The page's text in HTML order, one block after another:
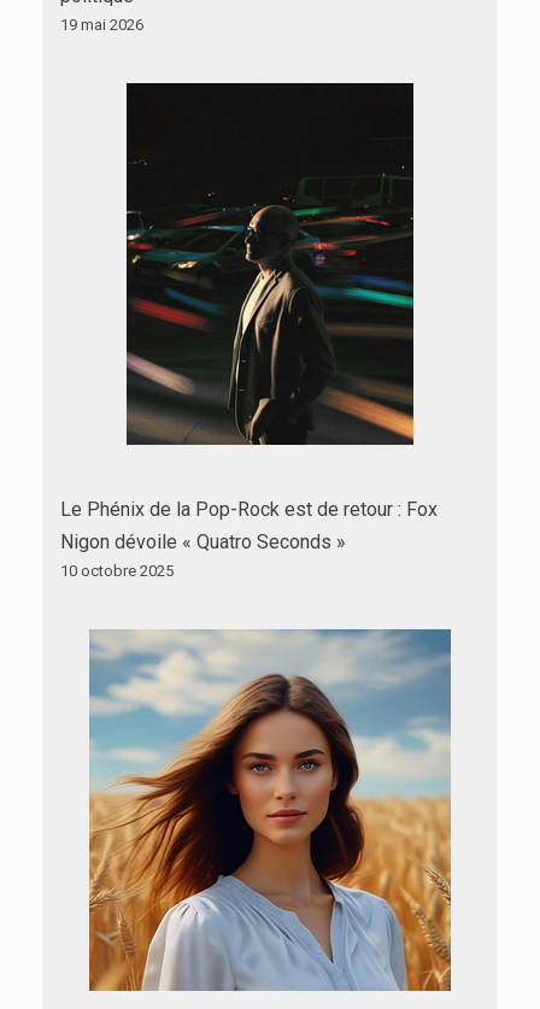
19 mai 2026
Le Phénix de la Pop-Rock est de retour : Fox
Nigon dévoile « Quatro Seconds »
10 octobre 2025